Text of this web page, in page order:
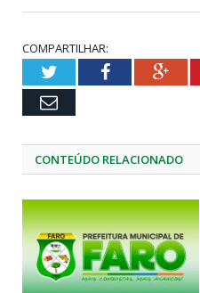
COMPARTILHAR:
TwitterFacebook
Email
CONTEÚDO RELACIONADO